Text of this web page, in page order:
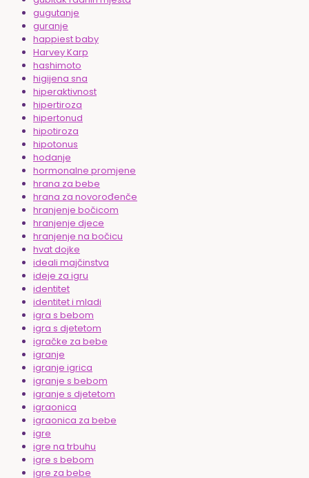
gugutanje
guranje
happiest baby
Harvey Karp
hashimoto
higijena sna
hiperaktivnost
hipertiroza
hipertonud
hipotiroza
hipotonus
hodanje
hormonalne promjene
hrana za bebe
hrana za novorođenče
hranjenje bočicom
hranjenje djece
hranjenje na bočicu
hvat dojke
ideali majčinstva
ideje za igru
identitet
identitet i mladi
igra s bebom
igra s djetetom
igračke za bebe
igranje
igranje igrica
igranje s bebom
igranje s djetetom
igraonica
igraonica za bebe
igre
igre na trbuhu
igre s bebom
igre za bebe